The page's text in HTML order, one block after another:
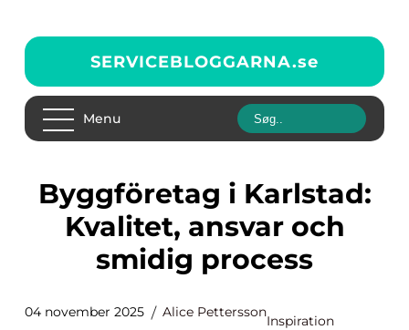
SERVICEBLOGGARNA.se
Menu
Byggföretag i Karlstad:
Kvalitet, ansvar och
smidig process
04 november 2025 Alice Pettersson
Inspiration